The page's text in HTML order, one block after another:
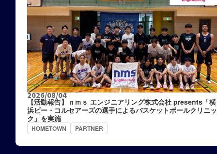
2026/08/04
【活動報告】ｎｍｓ エンジニアリング株式会社 presents「横
浜ビー・コルセアーズの選手によるバスケットボールクリニッ
ク」を実施
HOMETOWN PARTNER